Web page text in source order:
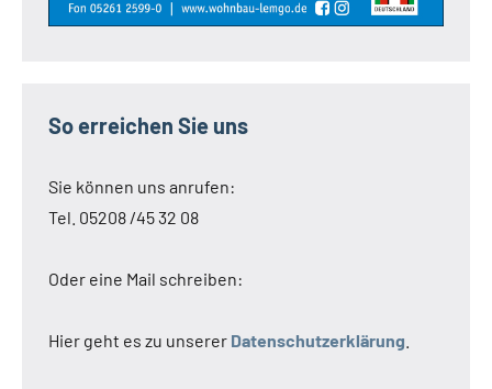
So erreichen Sie uns
Sie können uns anrufen:
Tel. 05208 /45 32 08
Oder eine Mail schreiben:
Hier geht es zu unserer Datenschutzerklärung